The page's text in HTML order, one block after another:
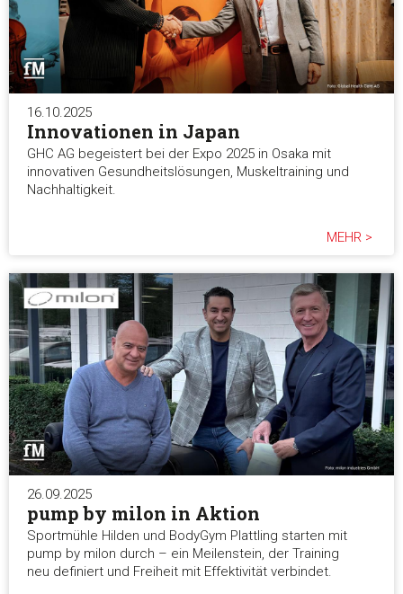
16.10.2025
Innovationen in Japan
GHC AG begeistert bei der Expo 2025 in Osaka mit
innovativen Gesundheitslösungen, Muskeltraining und
Nachhaltigkeit.
MEHR >
26.09.2025
pump by milon in Aktion
Sportmühle Hilden und BodyGym Plattling starten mit
pump by milon durch – ein Meilenstein, der Training
neu definiert und Freiheit mit Effektivität verbindet.